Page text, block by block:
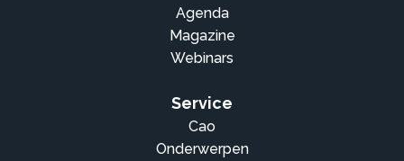
Agenda
Magazine
Webinars
Service
Cao
Onderwerpen